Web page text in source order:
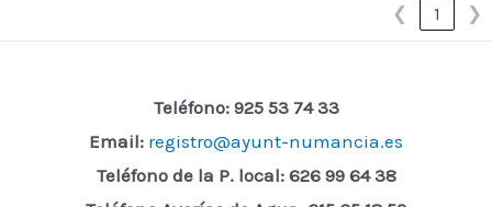
❮ 1 ❯
Teléfono: 925 53 74 33
Email: registro@ayunt-numancia.es
Teléfono de la P. local: 626 99 64 38